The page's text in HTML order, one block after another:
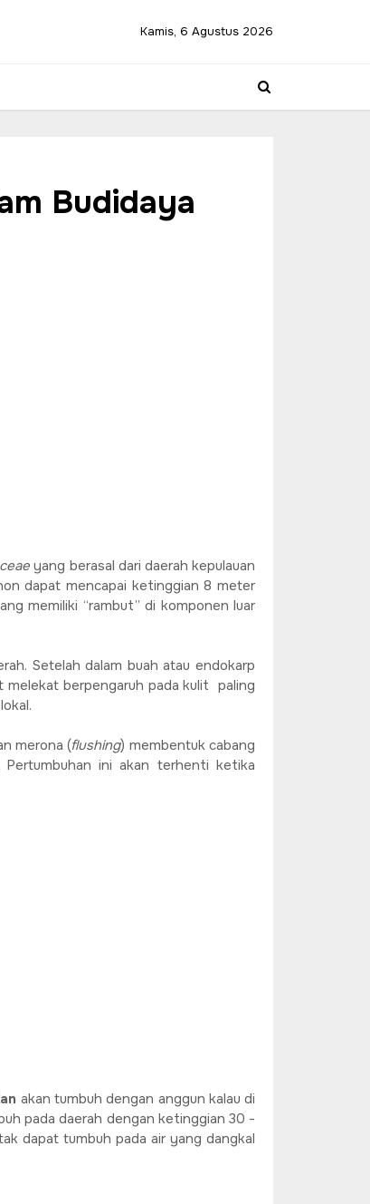
Kamis, 6 Agustus 2026
Budidaya
yang berasal dari daerah kepulauan
dapat mencapai ketinggian 8 meter
memiliki “rambut” di komponen luar
Setelah dalam buah atau endokarp
melekat berpengaruh pada kulit paling
merona (flushing) membentuk cabang
ini akan terhenti ketika
akan tumbuh dengan anggun kalau di
pada daerah dengan ketinggian 30 -
dapat tumbuh pada air yang dangkal